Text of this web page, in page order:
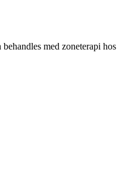
med zoneterapi hos